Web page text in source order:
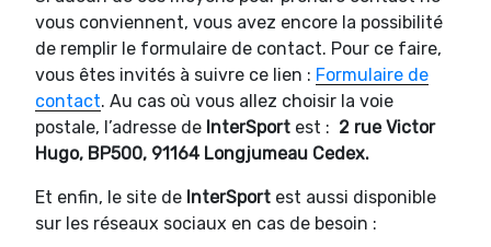
vous conviennent, vous avez encore la possibilité
de remplir le formulaire de contact. Pour ce faire,
vous êtes invités à suivre ce lien : Formulaire de
contact. Au cas où vous allez choisir la voie
postale, l’adresse de InterSport est : 2 rue Victor
Hugo, BP500, 91164 Longjumeau Cedex.
Et enfin, le site de InterSport est aussi disponible
sur les réseaux sociaux en cas de besoin :